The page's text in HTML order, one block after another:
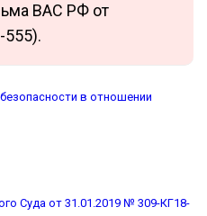
ВАС РФ от
в отношении
Суда от 31.01.2019 № 309-КГ18-